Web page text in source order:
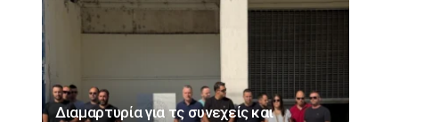
Διαμαρτυρία για τς συνεχείς και